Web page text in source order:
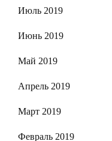
Июль 2019
Июнь 2019
Май 2019
Апрель 2019
Март 2019
Февраль 2019